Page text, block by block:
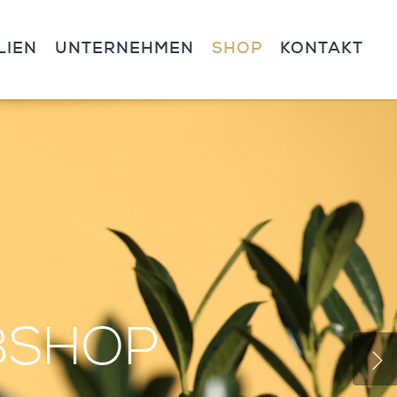
UNTERNEHMEN SHOP KONTAKT